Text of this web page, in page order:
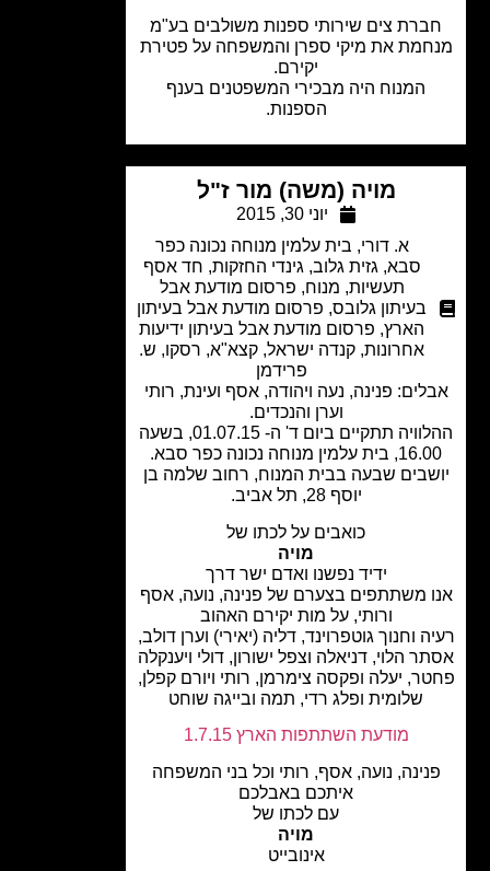
צים שירותי ספנות משולבים בע"מ
את מיקי ספרן והמשפחה על פטירת
המנוח היה מבכירי המשפטנים בענף
הספנות.
מויה (משה) מור ז"ל
,בית עלמין מנוחה נכונה כפר
גזית גלוב,גינדי החזקות ,חד אסף
,מנוח,פרסום מודעת אבל
בעיתון גלובס, פרסום מודעת אבל בעיתון
פרסום מודעת אבל בעיתון ידיעות
אחרונות,קנדה ישראל, קצא"א, רסקו,ש.
פנינה, נעה ויהודה, אסף ועינת, רותי
וערן והנכדים.
ההלוויה תתקיים ביום ד' ה- 01.07.15, בשעה
שבעה בבית המנוח, רחוב שלמה בן
כואבים על לכתו של
ידיד נפשנו ואדם ישר דרך
משתתפים בצערם של פנינה, נועה, אסף
ורותי, על מות יקירם האהוב
וחנוך גוטפרוינד, דליה (יאירי) וערן דולב,
הלוי, דניאלה וצפל ישורון, דולי ויענקלה
יעלה ופקסה צימרמן, רותי ויורם קפלן,
שלומית ופלג רדי, תמה ובייגה שוחט
מודעת השתתפות הארץ 1.7.15
נועה, אסף, רותי וכל בני המשפחה
איתכם באבלכם
עם לכתו של
אינובייט